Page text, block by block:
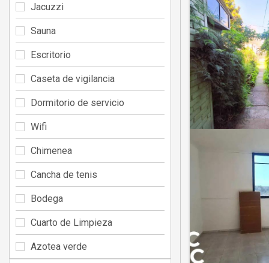
Jacuzzi
Sauna
Escritorio
Caseta de vigilancia
Dormitorio de servicio
Wifi
Chimenea
Cancha de tenis
Bodega
Cuarto de Limpieza
Azotea verde